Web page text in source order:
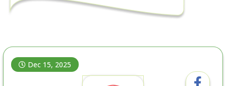
Dec 15, 2025